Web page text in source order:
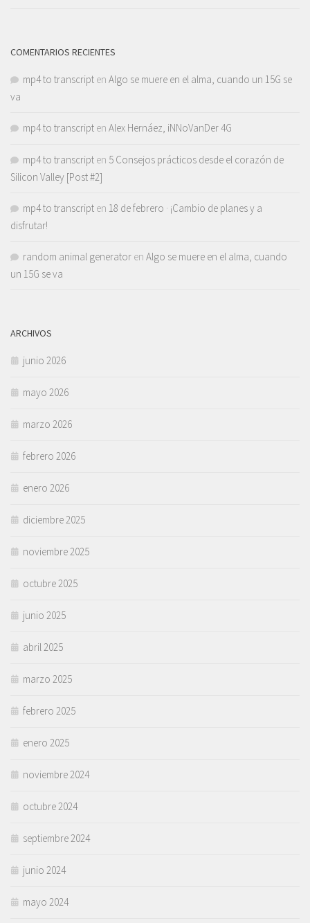
COMENTARIOS RECIENTES
mp4 to transcript en Algo se muere en el alma, cuando un 15G se
va
mp4 to transcript en Alex Hernáez, iNNoVanDer 4G
mp4 to transcript en 5 Consejos prácticos desde el corazón de
Silicon Valley [Post #2]
mp4 to transcript en 18 de febrero · ¡Cambio de planes y a
disfrutar!
random animal generator en Algo se muere en el alma, cuando
un 15G se va
ARCHIVOS
junio 2026
mayo 2026
marzo 2026
febrero 2026
enero 2026
diciembre 2025
noviembre 2025
octubre 2025
junio 2025
abril 2025
marzo 2025
febrero 2025
enero 2025
noviembre 2024
octubre 2024
septiembre 2024
junio 2024
mayo 2024